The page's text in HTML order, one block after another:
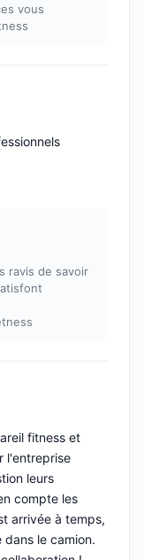
vous
ravis de savoir
fitness et
l'entreprise
leurs
compte les
arrivée à temps,
le camion.